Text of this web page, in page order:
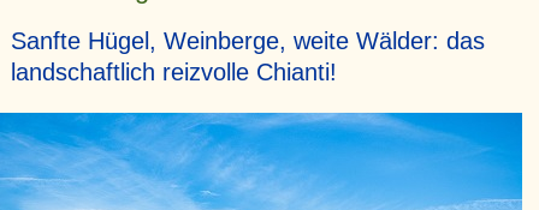
Sanfte Hügel, Weinberge, weite Wälder: das
landschaftlich reizvolle Chianti!